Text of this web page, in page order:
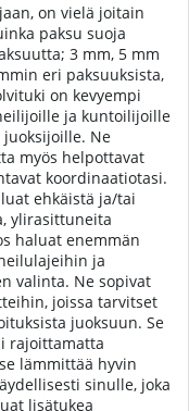
on vielä joitain
paksu suoja
3 mm, 5 mm
eri paksuuksista,
on kevyempi
ja kuntoilijoille
juoksijoille. Ne
myös helpottavat
koordinaatiotasi.
ehkäistä ja/tai
ylirasittuneita
haluat enemmän
ja
valinta. Ne sopivat
joissa tarvitset
juoksuun. Se
rajoittamatta
lämmittää hyvin
sinulle, joka
lisätukea